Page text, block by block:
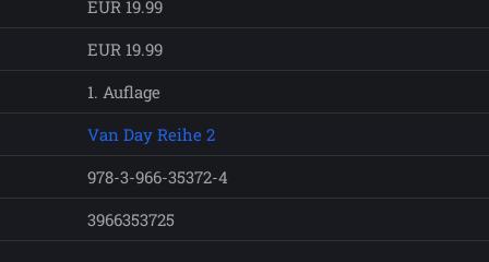
EUR 19.99
EUR 19.99
1. Auflage
Van Day Reihe 2
978-3-966-35372-4
3966353725